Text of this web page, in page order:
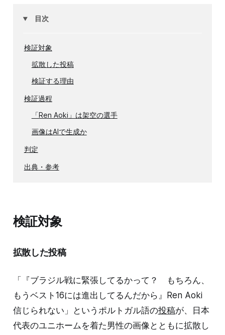
目次
検証対象
拡散した投稿
検証する理由
検証過程
「Ren Aoki」は架空の選手
画像はAIで生成か
判定
出典・参考
検証対象
拡散した投稿
「『ブラジル戦に緊張してるかって？ もちろん、
もうベスト16には進出してるんだから』Ren Aoki
信じられない」というポルトガル語の投稿が、日本
代表のユニホームを着た男性の画像とともに拡散し